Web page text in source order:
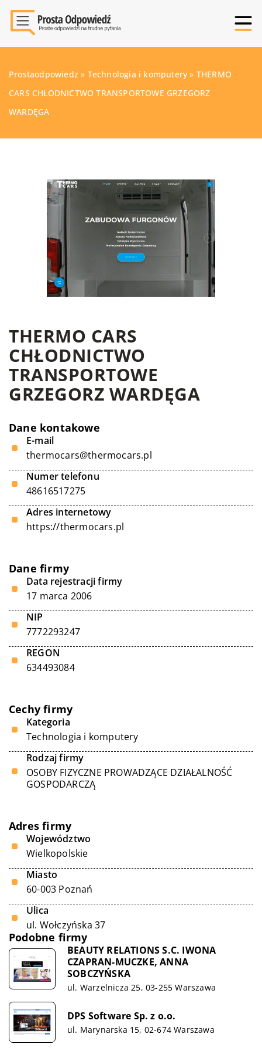
Prostaodpowiedz » Technologia i komputery » THERMO
CARS CHŁODNICTWO TRANSPORTOWE GRZEGORZ
WARDĘGA
THERMO CARS
CHŁODNICTWO
TRANSPORTOWE
GRZEGORZ WARDĘGA
Dane kontakowe
E-mail
thermocars@thermocars.pl
Numer telefonu
48616517275
Adres internetowy
https://thermocars.pl
Dane firmy
Data rejestracji firmy
17 marca 2006
NIP
7772293247
REGON
634493084
Cechy firmy
Kategoria
Technologia i komputery
Rodzaj firmy
OSOBY FIZYCZNE PROWADZĄCE DZIAŁALNOŚĆ
GOSPODARCZĄ
Adres firmy
Województwo
Wielkopolskie
Miasto
60-003 Poznań
Ulica
ul. Wołczyńska 37
Podobne firmy
BEAUTY RELATIONS S.C. IWONA
CZAPRAN-MUCZKE, ANNA
SOBCZYŃSKA
ul. Warzelnicza 25, 03-255 Warszawa
DPS Software Sp. z o.o.
ul. Marynarska 15, 02-674 Warszawa